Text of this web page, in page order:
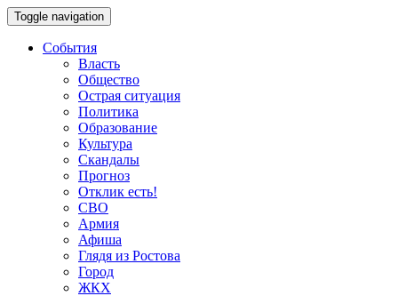
Toggle navigation
События
Власть
Общество
Острая ситуация
Политика
Образование
Культура
Скандалы
Прогноз
Отклик есть!
СВО
Армия
Афиша
Глядя из Ростова
Город
ЖКХ